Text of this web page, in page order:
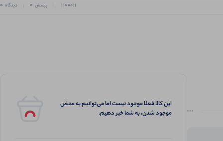
1100011 پرسش 0 دیدگاه 0
این کالا فعلا موجود نیست اما می‌توانیم به محض
موجود شدن، به شما خبر دهیم.